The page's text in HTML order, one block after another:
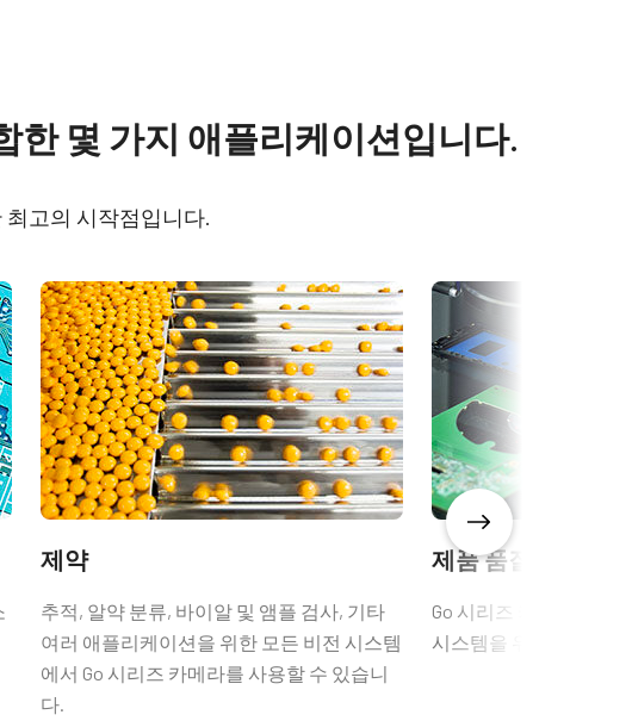
– GO-5101M-PGE
- GO-5101M-
CAD file - GO-5101-PGE
eBUS Player User Guide -
(Latest Version)
Camera Selection Guide -
Korean
한 몇 가지 애플리케이션입니다.
고의 시작점입니다.
제약
추적, 알약 분류, 바이알 및 앰플 검사, 기타
여러 애플리케이션을 위한 모든 비전 시스템
에서 Go 시리즈 카메라를 사용할 수 있습니
다.
제품 품질 관리
Go 시리즈 카메라는 다
시스템을 위한 완벽한 "